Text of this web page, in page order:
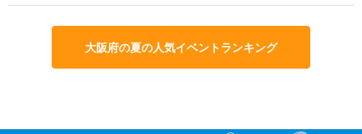
大阪府の夏の人気イベントランキング